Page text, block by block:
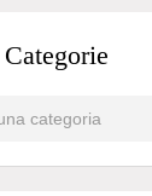
Categorie